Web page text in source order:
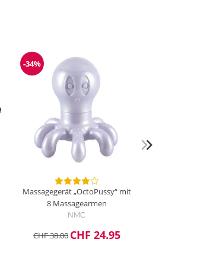
Reduzierung
-34%
Massagegerät „OctoPussy“ mit
8 Massagearmen
NMC
CHF 38.00 CHF 24.95